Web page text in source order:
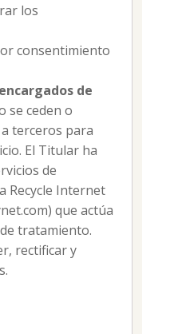
los
consentimiento
de
se ceden o
terceros para
El Titular ha
de
Recycle Internet
que actúa
tratamiento.
rectificar y